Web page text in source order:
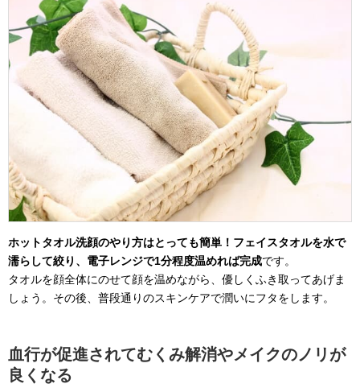
ホットタオル洗顔のやり方はとっても簡単！フェイスタオルを水で
濡らして絞り、電子レンジで1分程度温めれば完成です。
タオルを顔全体にのせて顔を温めながら、優しくふき取ってあげま
しょう。その後、普段通りのスキンケアで潤いにフタをします。
血行が促進されてむくみ解消やメイクのノリが
良くなる